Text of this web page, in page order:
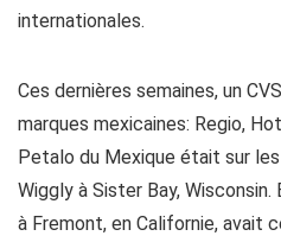
internationales.
Ces dernières semaines, un
marques mexicaines: Regio,
Petalo du Mexique était sur
Wiggly à Sister Bay,
à Fremont, en Californie, avait